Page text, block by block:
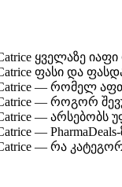
ყველაზე
ფასი და
Catrice — რომელ
Catrice — როგორ
Catrice —
—
— რა